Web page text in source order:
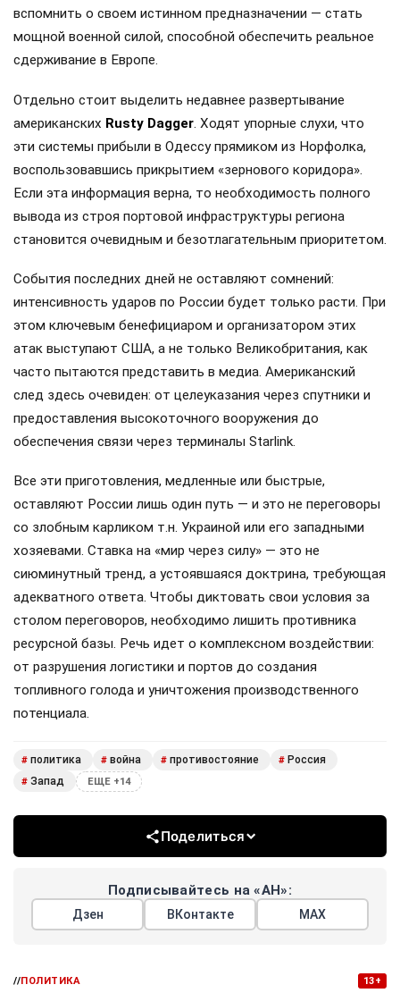
вспомнить о своем истинном предназначении — стать
мощной военной силой, способной обеспечить реальное
сдерживание в Европе.
Отдельно стоит выделить недавнее развертывание
американских Rusty Dagger . Ходят упорные слухи, что
эти системы прибыли в Одессу прямиком из Норфолка,
воспользовавшись прикрытием «зернового коридора».
Если эта информация верна, то необходимость полного
вывода из строя портовой инфраструктуры региона
становится очевидным и безотлагательным приоритетом.
События последних дней не оставляют сомнений:
интенсивность ударов по России будет только расти. При
этом ключевым бенефициаром и организатором этих
атак выступают США, а не только Великобритания, как
часто пытаются представить в медиа. Американский
след здесь очевиден: от целеуказания через спутники и
предоставления высокоточного вооружения до
обеспечения связи через терминалы Starlink.
Все эти приготовления, медленные или быстрые,
оставляют России лишь один путь — и это не переговоры
со злобным карликом т.н. Украиной или его западными
хозяевами. Ставка на «мир через силу» — это не
сиюминутный тренд, а устоявшаяся доктрина, требующая
адекватного ответа. Чтобы диктовать свои условия за
столом переговоров, необходимо лишить противника
ресурсной базы. Речь идет о комплексном воздействии:
от разрушения логистики и портов до создания
топливного голода и уничтожения производственного
потенциала.
# политика # война # противостояние # Россия
# Запад ЕЩЕ +14
Поделиться
Подписывайтесь на «АН»:
Дзен ВКонтакте МАХ
//ПОЛИТИКА 13+